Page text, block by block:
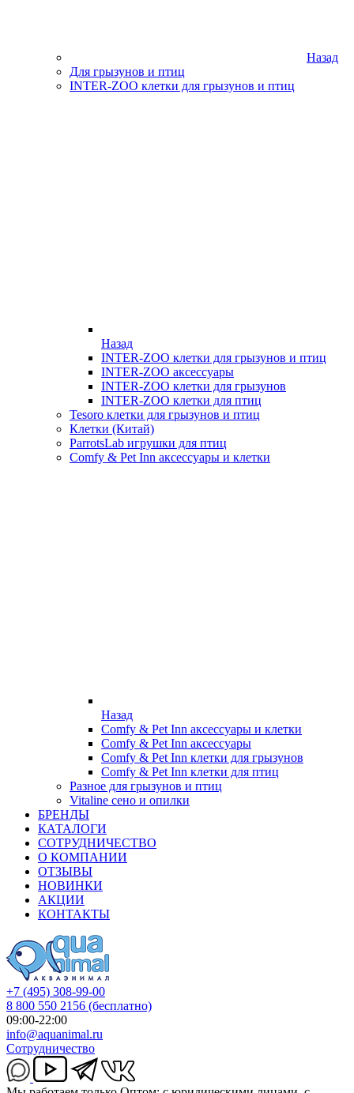
Назад
Для грызунов и птиц
INTER-ZOO клетки для грызунов и птиц
Назад
INTER-ZOO клетки для грызунов и птиц
INTER-ZOO аксессуары
INTER-ZOO клетки для грызунов
INTER-ZOO клетки для птиц
Tesoro клетки для грызунов и птиц
Клетки (Китай)
ParrotsLab игрушки для птиц
Comfy & Pet Inn аксессуары и клетки
Назад
Comfy & Pet Inn аксессуары и клетки
Comfy & Pet Inn аксессуары
Comfy & Pet Inn клетки для грызунов
Comfy & Pet Inn клетки для птиц
Разное для грызунов и птиц
Vitaline сено и опилки
БРЕНДЫ
КАТАЛОГИ
СОТРУДНИЧЕСТВО
О КОМПАНИИ
ОТЗЫВЫ
НОВИНКИ
АКЦИИ
КОНТАКТЫ
+7 (495) 308-99-00
8 800 550 2156 (бесплатно)
09:00-22:00
info@aquanimal.ru
Сотрудничество